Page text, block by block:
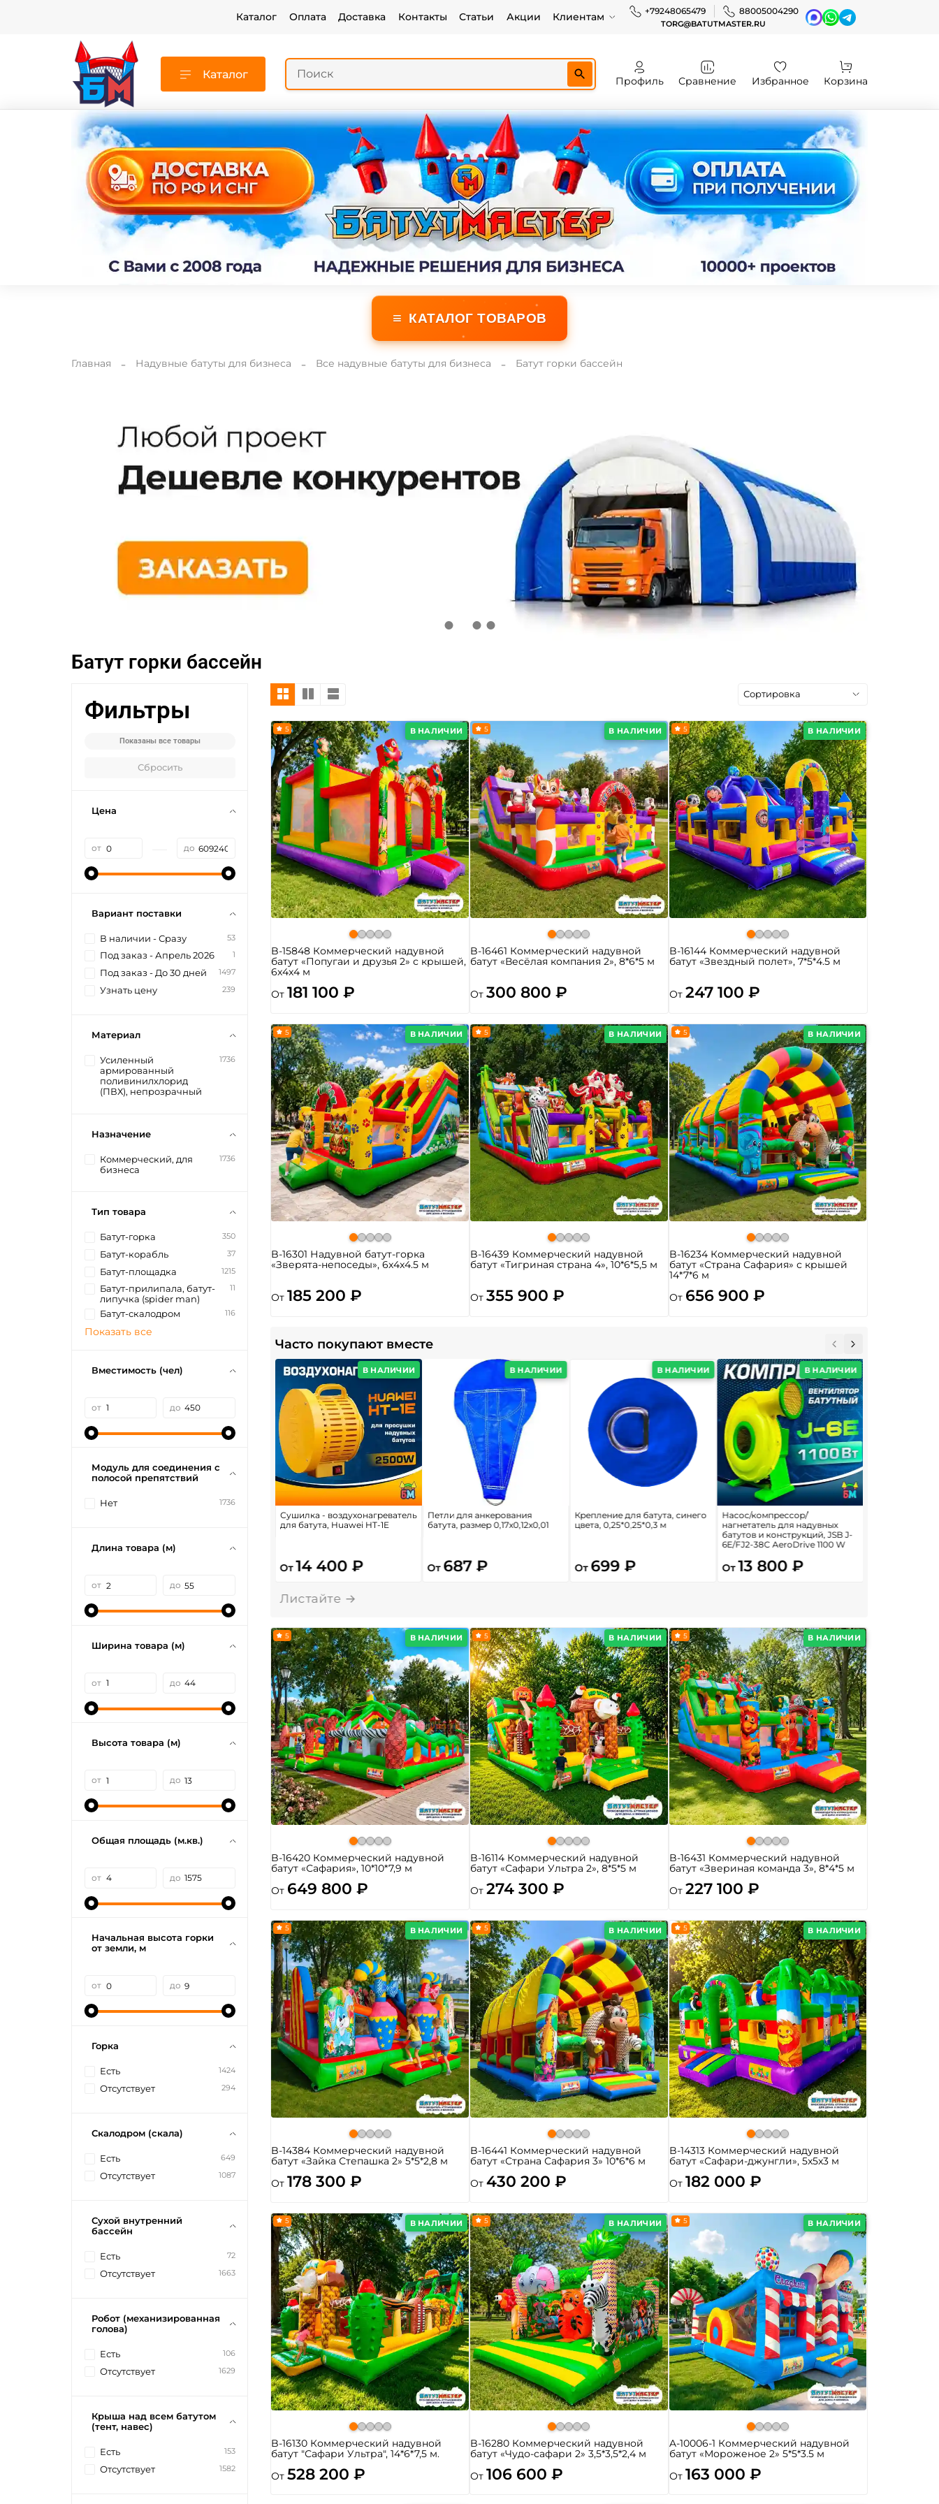
Каталог Оплата Доставка Контакты Статьи Акции Клиентам +79248065479 88005004290
TORG@BATUTMASTER.RU
Каталог
Профиль Сравнение Избранное Корзина
≡ КАТАЛОГ ТОВАРОВ
Главная Надувные батуты для бизнеса Все надувные батуты для бизнеса Батут горки бассейн
Батут горки бассейн
В НАЛИЧИИ
5
B-15848 Коммерческий надувной
батут «Попугаи и друзья 2» с крышей,
6x4x4 м
От 181 100 ₽
В НАЛИЧИИ
5
B-16461 Коммерческий надувной
батут «Весёлая компания 2», 8*6*5 м
От 300 800 ₽
В НАЛИЧИИ
5
B-16144 Коммерческий надувной
батут «Звездный полет», 7*5*4.5 м
От 247 100 ₽
В НАЛИЧИИ
5
B-16301 Надувной батут-горка
«Зверята-непоседы», 6x4x4.5 м
От 185 200 ₽
В НАЛИЧИИ
5
B-16439 Коммерческий надувной
батут «Тигриная страна 4», 10*6*5,5 м
От 355 900 ₽
В НАЛИЧИИ
5
B-16234 Коммерческий надувной
батут «Страна Сафария» с крышей
14*7*6 м
От 656 900 ₽
Часто покупают вместе
В НАЛИЧИИ
Сушилка - воздухонагреватель
для батута, Huawei HT-1E
От 14 400 ₽
В НАЛИЧИИ
Петли для анкерования
батута, размер 0,17x0,12x0,01
От 687 ₽
В НАЛИЧИИ
Крепление для батута, синего
цвета, 0,25*0,25*0,3 м
От 699 ₽
В НАЛИЧИИ
Насос/компрессор/
нагнетатель для надувных
батутов и конструкций, JSB J-
6E/FJ2-38C AeroDrive 1100 W
От 13 800 ₽
В НАЛИЧИИ
5
B-16420 Коммерческий надувной
батут «Сафария», 10*10*7,9 м
От 649 800 ₽
В НАЛИЧИИ
5
B-16114 Коммерческий надувной
батут «Сафари Ультра 2», 8*5*5 м
От 274 300 ₽
В НАЛИЧИИ
5
B-16431 Коммерческий надувной
батут «Звериная команда 3», 8*4*5 м
От 227 100 ₽
В НАЛИЧИИ
5
B-14384 Коммерческий надувной
батут «Зайка Степашка 2» 5*5*2,8 м
От 178 300 ₽
В НАЛИЧИИ
5
B-16441 Коммерческий надувной
батут «Страна Сафария 3» 10*6*6 м
От 430 200 ₽
В НАЛИЧИИ
5
B-14313 Коммерческий надувной
батут «Сафари-джунгли», 5x5x3 м
От 182 000 ₽
В НАЛИЧИИ
5
B-16130 Коммерческий надувной
батут "Сафари Ультра", 14*6*7,5 м.
От 528 200 ₽
В НАЛИЧИИ
5
B-16280 Коммерческий надувной
батут «Чудо-сафари 2» 3,5*3,5*2,4 м
От 106 600 ₽
В НАЛИЧИИ
5
A-10006-1 Коммерческий надувной
батут «Мороженое 2» 5*5*3.5 м
От 163 000 ₽
Фильтры
Показаны все товары
Сбросить
Цена
от до
Вариант поставки
В наличии - Сразу 53
Под заказ - Апрель 2026 1
Под заказ - До 30 дней 1497
Узнать цену 239
Материал
Усиленный
армированный
поливинилхлорид
(ПВХ), непрозрачный
1736
Назначение
Коммерческий, для
бизнеса
1736
Тип товара
Батут-горка 350
Батут-корабль 37
Батут-площадка 1215
Батут-прилипала, батут-
липучка (spider man)
11
Батут-скалодром 116
Показать все
Вместимость (чел)
от до
Модуль для соединения с
полосой препятствий
Нет 1736
Длина товара (м)
от до
Ширина товара (м)
от до
Высота товара (м)
от до
Общая площадь (м.кв.)
от до
Начальная высота горки
от земли, м
от до
Горка
Есть 1424
Отсутствует 294
Скалодром (скала)
Есть 649
Отсутствует 1087
Сухой внутренний
бассейн
Есть 72
Отсутствует 1663
Робот (механизированная
голова)
Есть 106
Отсутствует 1629
Крыша над всем батутом
(тент, навес)
Есть 153
Отсутствует 1582